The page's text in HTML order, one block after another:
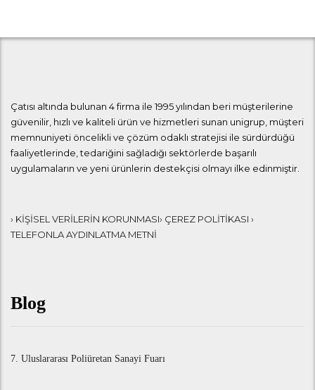
Çatısı altında bulunan 4 firma ile 1995 yılından beri müşterilerine
güvenilir, hızlı ve kaliteli ürün ve hizmetleri sunan unigrup, müşteri
memnuniyeti öncelikli ve çözüm odaklı stratejisi ile sürdürdüğü
faaliyetlerinde, tedariğini sağladığı sektörlerde başarılı
uygulamaların ve yeni ürünlerin destekçisi olmayı ilke edinmiştir.
› KİŞİSEL VERİLERİN KORUNMASI› ÇEREZ POLİTİKASI ›
TELEFONLA AYDINLATMA METNİ
Blog
7. Uluslararası Poliüretan Sanayi Fuarı